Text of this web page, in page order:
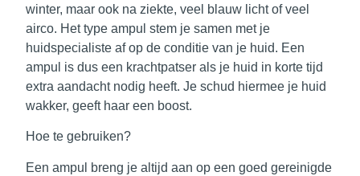
winter, maar ook na ziekte, veel blauw licht of veel
airco. Het type ampul stem je samen met je
huidspecialiste af op de conditie van je huid. Een
ampul is dus een krachtpatser als je huid in korte tijd
extra aandacht nodig heeft. Je schud hiermee je huid
wakker, geeft haar een boost.
Hoe te gebruiken?
Een ampul breng je altijd aan op een goed gereinigde